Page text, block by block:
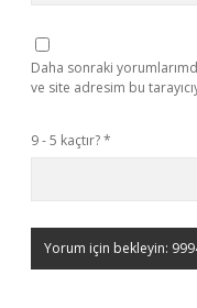
Daha sonraki
ve site adresim bu
9 - 5 kaçtır?*